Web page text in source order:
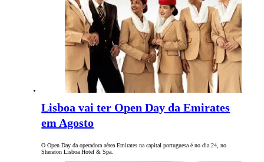
Lisboa vai ter Open Day da Emirates
em Agosto
O Open Day da operadora aérea Emirates na capital portuguesa é no dia 24, no
Sheraton Lisboa Hotel & Spa.